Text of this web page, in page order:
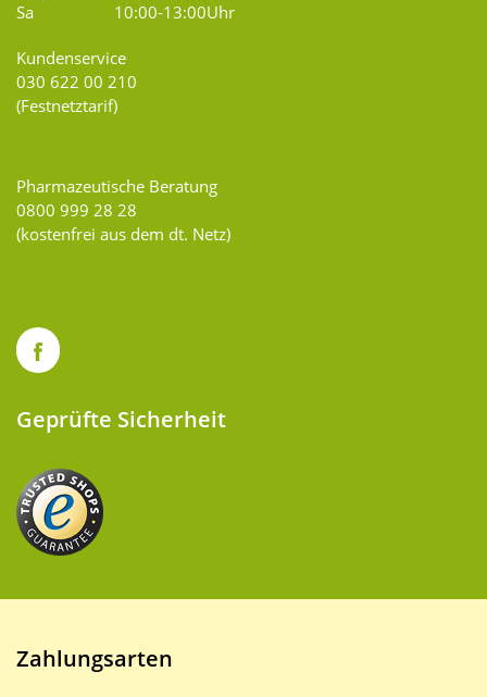
Sa
10:00-13:00Uhr
Kundenservice
030 622 00 210
(Festnetztarif)
Pharmazeutische Beratung
0800 999 28 28
(kostenfrei aus dem dt. Netz)
Geprüfte Sicherheit
Zahlungsarten